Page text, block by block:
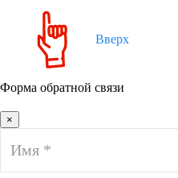
Вверх
Форма обратной связи
×